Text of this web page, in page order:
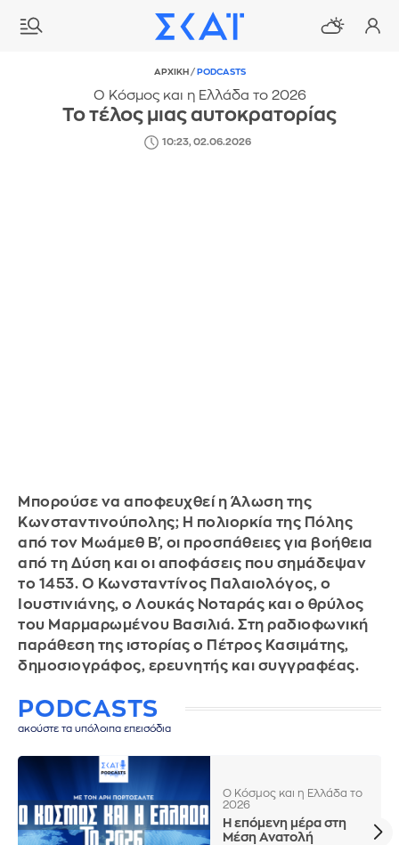
ΑΡΧΙΚΗ / PODCASTS
Ο Κόσμος και η Ελλάδα το 2026
Το τέλος μιας αυτοκρατορίας
10:23, 02.06.2026
Μπορούσε να αποφευχθεί η Άλωση της
Κωνσταντινούπολης; Η πολιορκία της Πόλης
από τον Μωάμεθ Β', οι προσπάθειες για βοήθεια
από τη Δύση και οι αποφάσεις που σημάδεψαν
το 1453. Ο Κωνσταντίνος Παλαιολόγος, ο
Ιουστινιάνης, ο Λουκάς Νοταράς και ο θρύλος
του Μαρμαρωμένου Βασιλιά. Στη ραδιοφωνική
παράθεση της ιστορίας ο Πέτρος Κασιμάτης,
δημοσιογράφος, ερευνητής και συγγραφέας.
PODCASTS
ακούστε τα υπόλοιπα επεισόδια
Ο Κόσμος και η Ελλάδα το
2026
Η επόμενη μέρα στη
Μέση Ανατολή